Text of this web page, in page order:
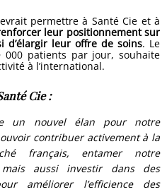
permettre à Santé Cie et à
leur positionnement sur
d’élargir leur offre de soins. Le
000 patients par jour, souhaite
à l’international.
Cie :
un nouvel élan pour notre
contribuer activement à la
français, entamer notre
aussi investir dans des
améliorer l’efficience des